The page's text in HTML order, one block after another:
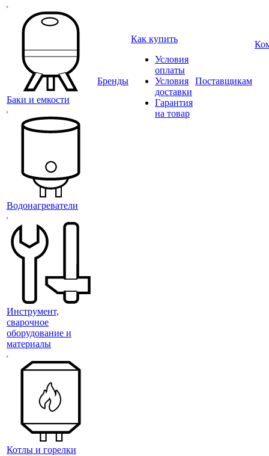
Баки и емкости
Водонагреватели
Инструмент,
сварочное
оборудование и
материалы
Котлы и горелки
Бренды
Как купить
Условия
оплаты
Условия
доставки
Гарантия
на товар
Поставщикам